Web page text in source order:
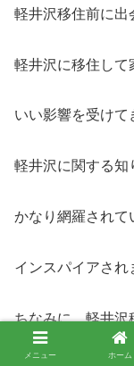
軽井沢移住前に出
軽井沢に移住して
いい影響を受けて
軽井沢に関する知
かなり網羅されて
インスパイアされ
ちなみに、軽井沢
メニュー ホーム